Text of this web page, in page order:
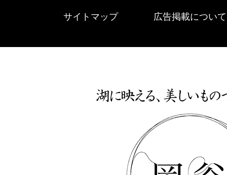
サイトマップ 広告掲載について